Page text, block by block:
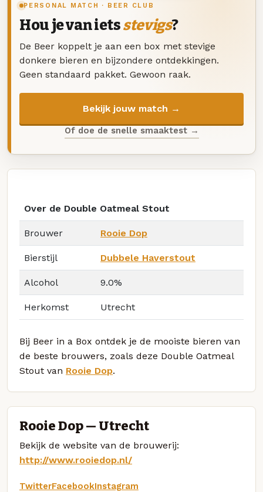
PERSONAL MATCH · BEER CLUB
Hou je van ietsstevigs?
De Beer koppelt je aan een box met stevige
donkere bieren en bijzondere ontdekkingen.
Geen standaard pakket. Gewoon raak.
Bekijk jouw match →
Of doe de snelle smaaktest →
Over de Double Oatmeal Stout
Brouwer Rooie Dop
Bierstijl Dubbele Haverstout
Alcohol 9.0%
Herkomst Utrecht
Bij Beer in a Box ontdek je de mooiste bieren van
de beste brouwers, zoals deze Double Oatmeal
Stout van Rooie Dop.
Rooie Dop — Utrecht
Bekijk de website van de brouwerij:
http://www.rooiedop.nl/
TwitterFacebookInstagram